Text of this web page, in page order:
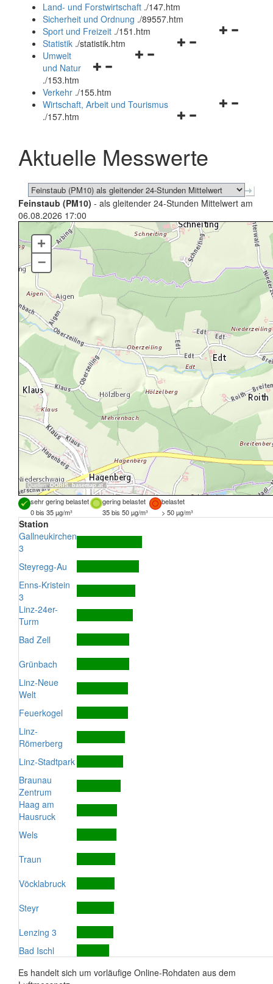
und
schließen
Land- und Forstwirtschaft ./147.htm
Sicherheit und Ordnung ./89557.htm
Navigationsmenü
Sport und Freizeit ./151.htm
Navigationsmenü
Statistik ./statistik.htm
Navigationsmenü
und
schließen
Umwelt
und Natur
./153.htm
Verkehr ./155.htm
Navigationsmenü
schließen
Wirtschaft, Arbeit und Tourismus
./157.htm
Aktuelle Messwerte
Feinstaub (PM10) - als gleitender 24-Stunden Mittelwert am
06.08.2026 17:00
Quellen: DORIS,basemap.at
+
–
sehr gering belastet gering belastet
belastet
0 bis 35 µg/m³
35 bis 50 µg/m³ > 50 µg/m³
Station
Gallneukirchen
3
Steyregg-Au
Enns-Kristein
3
Linz-24er-
Turm
Bad Zell
Grünbach
Linz-Neue
Welt
Feuerkogel
Linz-
Römerberg
Linz-Stadtpark
Braunau
Zentrum
Haag am
Hausruck
Wels
Traun
Vöcklabruck
Steyr
Lenzing 3
Bad Ischl
Es handelt sich um vorläufige Online-Rohdaten aus dem